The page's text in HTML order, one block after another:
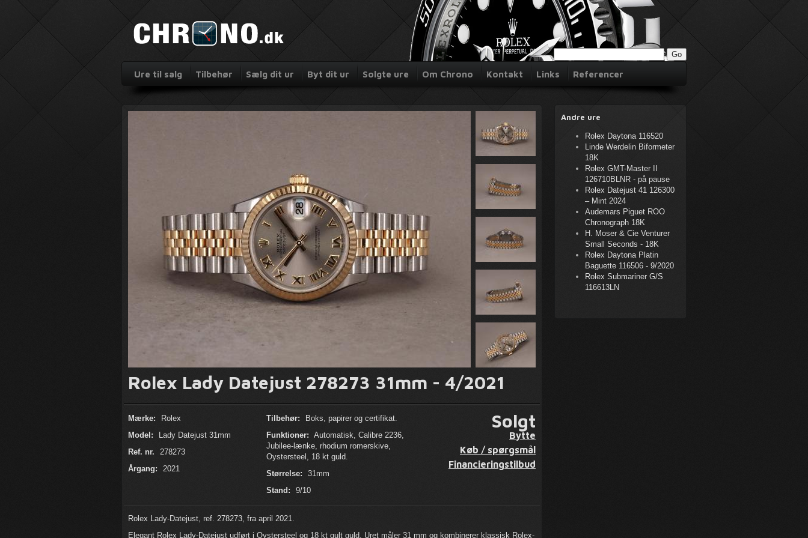
Ure til salg Tilbehør Sælg dit ur Byt dit ur Solgte ure Om Chrono Kontakt Links Referencer
Rolex Lady Datejust 278273 31mm - 4/2021
Mærke:
Rolex
Model:
Lady Datejust 31mm
Ref. nr.
278273
Årgang:
2021
Tilbehør:
Boks, papirer og certifikat.
Funktioner: Automatisk, Calibre 2236,
Jubilee-lænke, rhodium romerskive,
Oystersteel, 18 kt guld.
Størrelse:
31mm
Stand:
9/10
Solgt
Bytte
Køb / spørgsmål
Financieringstilbud
Rolex Lady-Datejust, ref. 278273, fra april 2021.
Elegant Rolex Lady-Datejust udført i Oystersteel og 18 kt gult guld. Uret måler 31 mm og kombinerer klassisk Rolex-
Andre ure
Rolex Daytona 116520
Linde Werdelin Biformeter
18K
Rolex GMT-Master II
126710BLNR - på pause
Rolex Datejust 41 126300
– Mint 2024
Audemars Piguet ROO
Chronograph 18K
H. Moser & Cie Venturer
Small Seconds - 18K
Rolex Daytona Platin
Baguette 116506 - 9/2020
Rolex Submariner G/S
116613LN